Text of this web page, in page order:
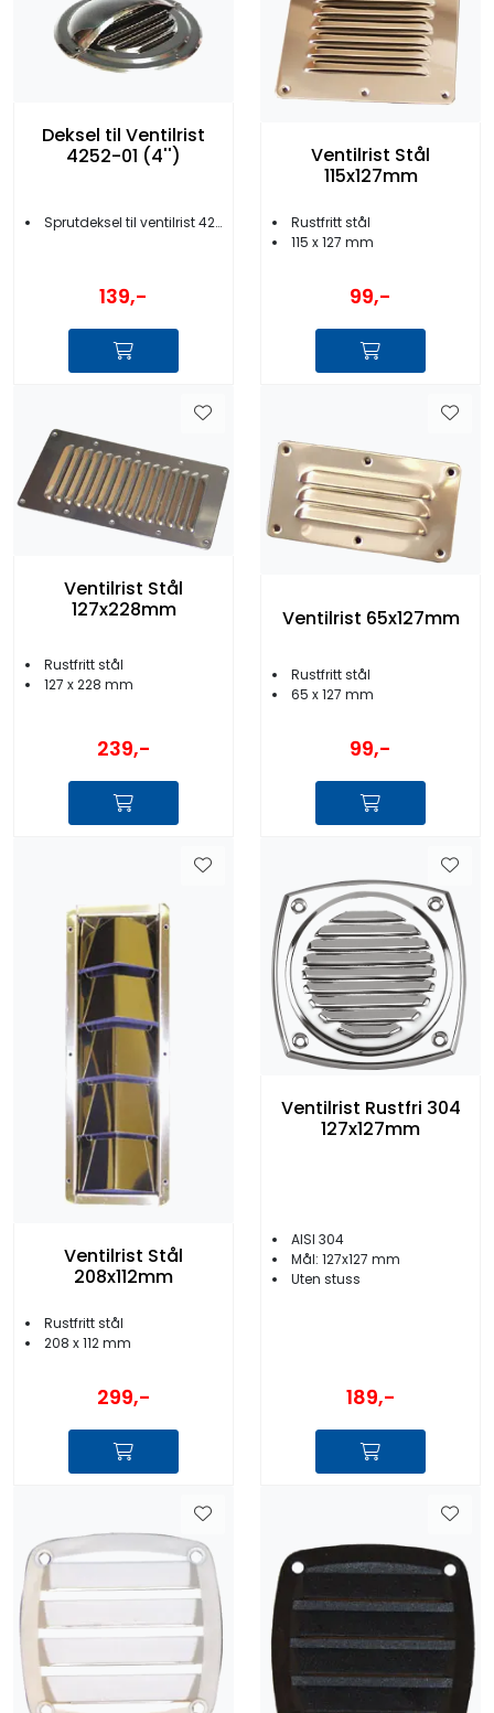
Deksel til Ventilrist
4252-01 (4'')
Sprutdeksel til ventilrist 4252-01
139,-
Ventilrist Stål
115x127mm
Rustfritt stål
115 x 127 mm
99,-
Ventilrist Stål
127x228mm
Rustfritt stål
127 x 228 mm
239,-
Ventilrist 65x127mm
Rustfritt stål
65 x 127 mm
99,-
Ventilrist Stål
208x112mm
Rustfritt stål
208 x 112 mm
299,-
Ventilrist Rustfri 304
127x127mm
AISI 304
Mål: 127x127 mm
Uten stuss
189,-